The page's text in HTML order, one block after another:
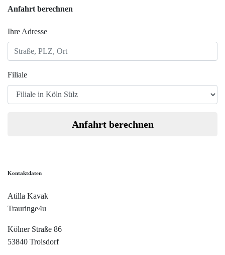
Anfahrt berechnen
Ihre Adresse
Filiale
Anfahrt berechnen
Kontaktdaten
Atilla Kavak
Trauringe4u
Kölner Straße 86
53840 Troisdorf